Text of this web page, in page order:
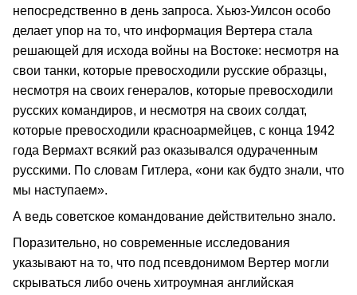
непосредственно в день запроса. Хьюз-Уилсон особо
делает упор на то, что информация Вертера стала
решающей для исхода войны на Востоке: несмотря на
свои танки, которые превосходили русские образцы,
несмотря на своих генералов, которые превосходили
русских командиров, и несмотря на своих солдат,
которые превосходили красноармейцев, с конца 1942
года Вермахт всякий раз оказывался одураченным
русскими. По словам Гитлера, «они как будто знали, что
мы наступаем».
А ведь советское командование действительно знало.
Поразительно, но современные исследования
указывают на то, что под псевдонимом Вертер могли
скрываться либо очень хитроумная английская